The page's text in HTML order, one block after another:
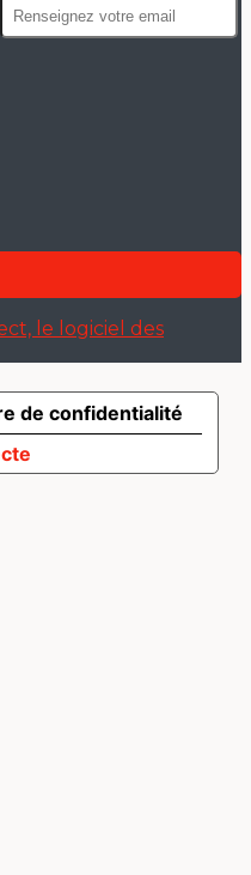
le logiciel des
de confidentialité